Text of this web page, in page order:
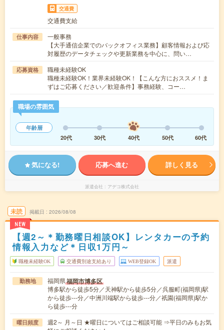
交通費
交通費支給
仕事内容
一般事務
【大手通信企業でのバックオフィス業務】顧客情報および応
対履歴のデータチェックや更新業務を中心に、問い…
応募資格
職種未経験OK
職種未経験OK！業界未経験OK！【こんな方におススメ！ま
ずはご応募ください／歓迎条件】事務経験、コー…
職場の雰囲気
年齢層
20代
30代 40代 50代 60代
気になる! 応募へ進む 詳しく見る
派遣会社 アデコ株式会社
未読
NEW
掲載日 2026/08/08
【週2～＊勤務曜日相談OK】レンタカーの予約
情報入力など＊日収1万円～
職種未経験OK 交通費別途支給あり WEB登録OK 派遣
勤務地 福岡県福岡市博多区
博多駅から徒歩5分／天神駅から徒歩5分／呉服町(福岡県)駅
から徒歩---分／中洲川端駅から徒歩---分／祇園(福岡県)駅か
ら徒歩---分
曜日頻度
週2～ 月～日 ★曜日についてはご相談可能 ⇒平日のみもお気